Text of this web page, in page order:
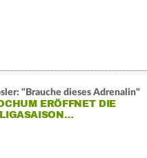
"Brauche dieses Adrenalin"
ERÖFFNET DIE